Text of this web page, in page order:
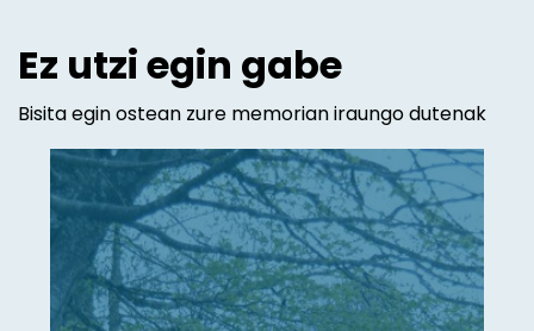
Ez utzi egin gabe
Bisita egin ostean zure memorian iraungo dutenak